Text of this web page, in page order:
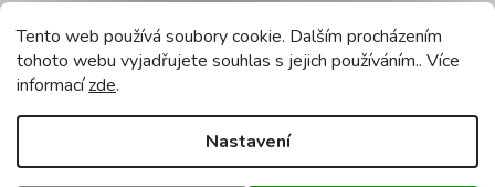
Tento web používá soubory cookie. Dalším procházením
tohoto webu vyjadřujete souhlas s jejich používáním.. Více
informacízde.
Nastavení
Technické údaje:
Příkon -24 W
Barva -
Světelný tok -2400 lm
IP20
Zdroj světla -vestavěný